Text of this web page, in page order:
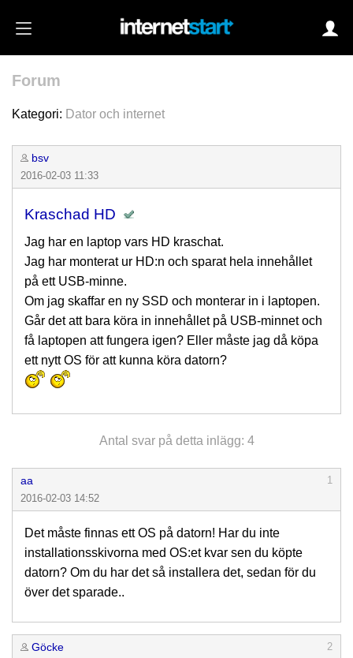
Forum
Kategori: Dator och internet
bsv
2016-02-03 11:33
Kraschad HD
Jag har en laptop vars HD kraschat.
Jag har monterat ur HD:n och sparat hela innehållet
på ett USB-minne.
Om jag skaffar en ny SSD och monterar in i laptopen.
Går det att bara köra in innehållet på USB-minnet och
få laptopen att fungera igen? Eller måste jag då köpa
ett nytt OS för att kunna köra datorn?
Antal svar på detta inlägg: 4
aa
1
2016-02-03 14:52
Det måste finnas ett OS på datorn! Har du inte
installationsskivorna med OS:et kvar sen du köpte
datorn? Om du har det så installera det, sedan för du
över det sparade..
Göcke
2